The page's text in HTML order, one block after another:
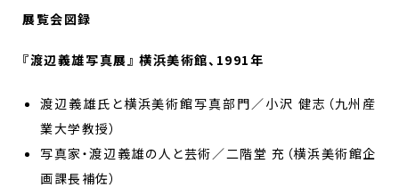
展覧会図録
『渡辺義雄写真展』 横浜美術館、1991年
渡辺義雄氏と横浜美術館写真部門／小沢 健志（九州産
業大学教授）
写真家・渡辺義雄の人と芸術／二階堂 充（横浜美術館企
画課長補佐）